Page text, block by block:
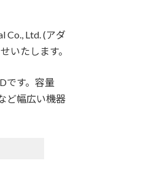
Co., Ltd. (アダ
いたします。
です。容量
ど幅広い機器